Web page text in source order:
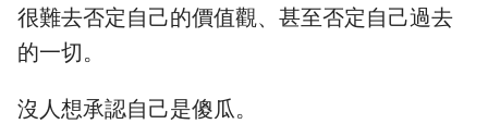
很難去否定自己的價值觀、甚至否定自己過去
的一切。
沒人想承認自己是傻瓜。